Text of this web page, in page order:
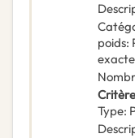
poids:
Critère
Type: